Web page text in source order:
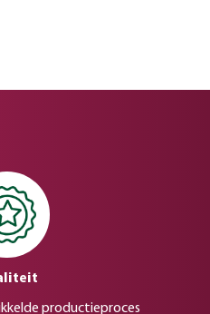
productieproces